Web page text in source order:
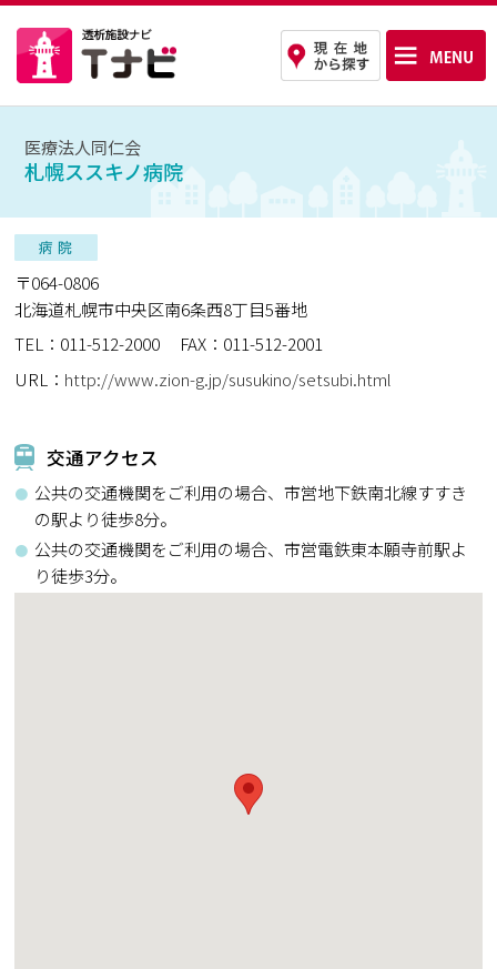
医療法人同仁会
札幌ススキノ病院
〒064-0806
北海道札幌市中央区南6条西8丁目5番地
TEL：011-512-2000
FAX：011-512-2001
URL： http://www.zion-g.jp/susukino/setsubi.html
交通アクセス
公共の交通機関をご利用の場合、市営地下鉄南北線すすき
の駅より徒歩8分。
公共の交通機関をご利用の場合、市営電鉄東本願寺前駅よ
り徒歩3分。